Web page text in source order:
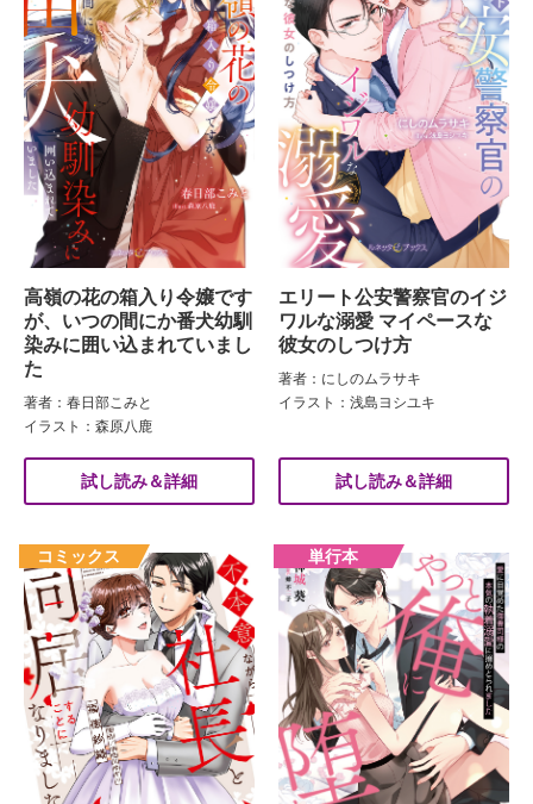
高嶺の花の箱入り令嬢です
が、いつの間にか番犬幼馴
染みに囲い込まれていまし
た
著者：春日部こみと
イラスト：森原八鹿
試し読み＆詳細
エリート公安警察官のイジ
ワルな溺愛 マイペースな
彼女のしつけ方
著者：にしのムラサキ
イラスト：浅島ヨシユキ
試し読み＆詳細